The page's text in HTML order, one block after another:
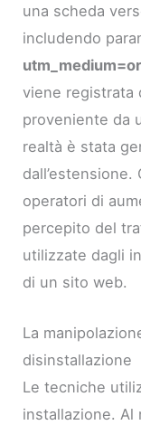
una scheda
includendo
viene registrata
proveniente da
realtà è stata
operatori di
percepito del
utilizzate dagli
di un sito web.
La
disinstallazione
Le tecniche
installazione. Al